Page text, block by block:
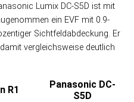
Lumix DC-S5D ist mit
ein EVF mit 0.9-
Sicht­feld­ab­dec­kung. Er
ver­gleichs­weise deut­lich
R1
Panasonic DC-
S5D